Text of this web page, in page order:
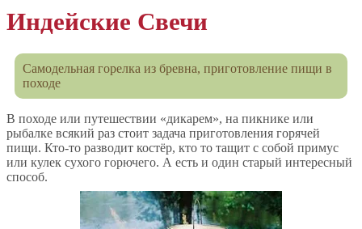
Индейские Свечи
Самодельная горелка из бревна, приготовление пищи в
походе
В походе или путешествии «дикарем», на пикнике или
рыбалке всякий раз стоит задача приготовления горячей
пищи. Кто-то разводит костёр, кто то тащит с собой примус
или кулек сухого горючего. А есть и один старый интересный
способ.